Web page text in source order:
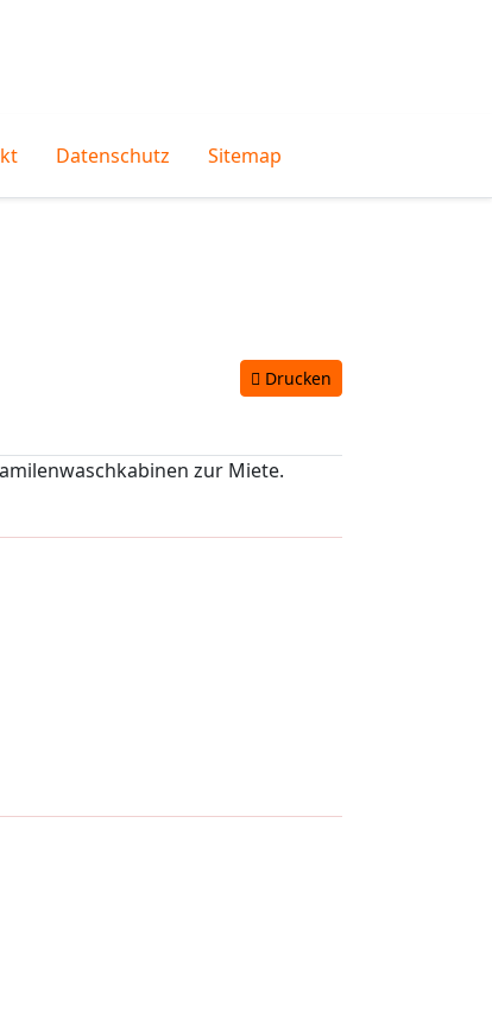
Datenschutz Sitemap
Drucken
zur Miete.